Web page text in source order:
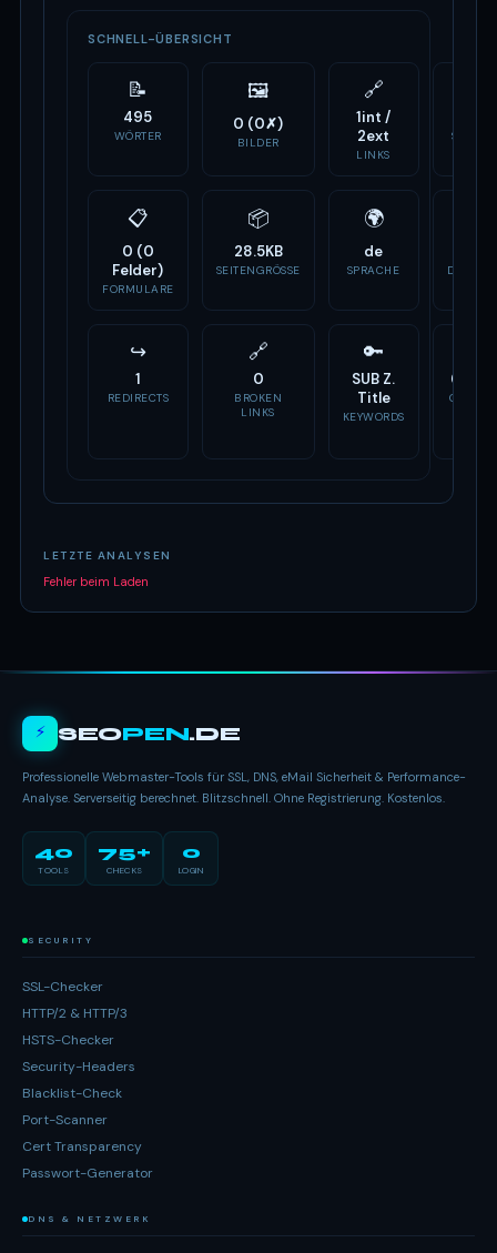
SCHNELL-ÜBERSICHT
📝
495
WÖRTER
🖼
0 (0✗)
BILDER
🔗
1int /
2ext
LINKS
SCRIPTS
📋
0 (0
Felder)
FORMULARE
📦
28.5KB
SEITENGRÖSSE
🌍
de
SPRACHE
↪
1
REDIRECTS
🔗
0
BROKEN
LINKS
🔑
SUB Z.
Title
KEYWORDS
6 Tags
OG
LETZTE ANALYSEN
Fehler beim Laden
⚡ SEOPEN.DE
Professionelle Webmaster-Tools für SSL, DNS, eMail Sicherheit & Performance-
Analyse. Serverseitig berechnet. Blitzschnell. Ohne Registrierung. Kostenlos.
40
TOOLS
75+
CHECKS
0
LOGIN
SECURITY
SSL-Checker
HTTP/2 & HTTP/3
HSTS-Checker
Security-Headers
Blacklist-Check
Port-Scanner
Cert Transparency
Passwort-Generator
DNS & NETZWERK